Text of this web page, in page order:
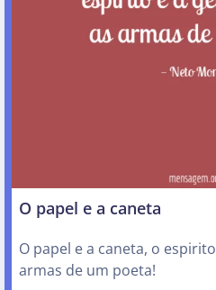
O papel e a caneta
O papel e a caneta, o
armas de um poeta!